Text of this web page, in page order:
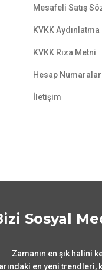
Mesafeli Satış
KVKK
KVKK Rıza Metni
Hesap
İletişim
Sosyal
Zamanın en şık halini
en yeni